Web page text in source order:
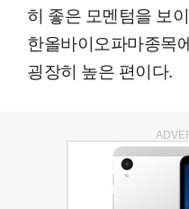
히 좋은 모멘텀을 보
한올바이오파마종목
굉장히 높은 편이다.